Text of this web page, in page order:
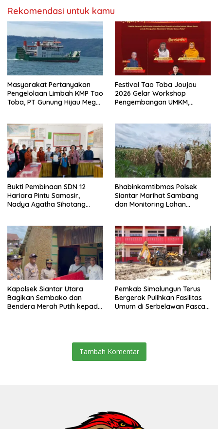
Rekomendasi untuk kamu
Masyarakat Pertanyakan
Pengelolaan Limbah KMP Tao
Toba, PT Gunung Hijau Mega
Festival Tao Toba Joujou
2026 Gelar Workshop
Pengembangan UMKM,
Bukti Pembinaan SDN 12
Hariara Pintu Samosir,
Nadya Agatha Sihotang
Bhabinkamtibmas Polsek
Siantar Marihat Sambang
dan Monitoring Lahan
Kapolsek Siantar Utara
Bagikan Sembako dan
Bendera Merah Putih kepada
Pemkab Simalungun Terus
Bergerak Pulihkan Fasilitas
Umum di Serbelawan Pasca
Tambah Komentar